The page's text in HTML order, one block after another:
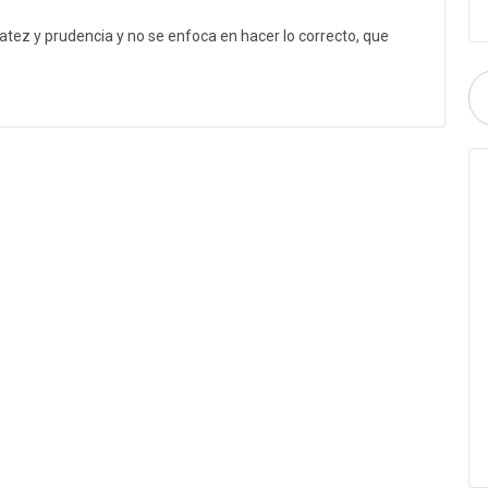
y prudencia y no se enfoca en hacer lo correcto, que